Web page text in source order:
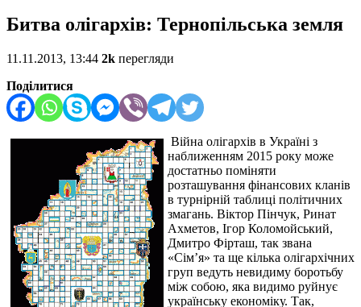
Битва олігархів: Тернопільська земля
11.11.2013, 13:44 2k перегляди
Поділитися
Війна олігархів в Україні з
наближенням 2015 року може
достатньо поміняти
розташування фінансових кланів
в турнірній таблиці політичних
змагань. Віктор Пінчук, Ринат
Ахметов, Ігор Коломойський,
Дмитро Фірташ, так звана
«Сім’я» та ще кілька олігархічних
груп ведуть невидиму боротьбу
між собою, яка видимо руйнує
українську економіку. Так,